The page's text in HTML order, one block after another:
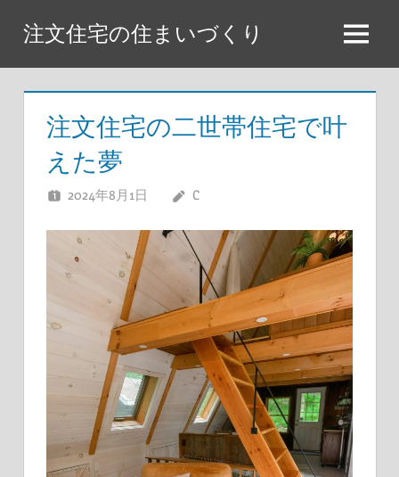
テ
注文住宅の住まいづくり
メ
ニ
ュ
ー
注文住宅の二世帯住宅で叶
えた夢
2024年8月1日 C